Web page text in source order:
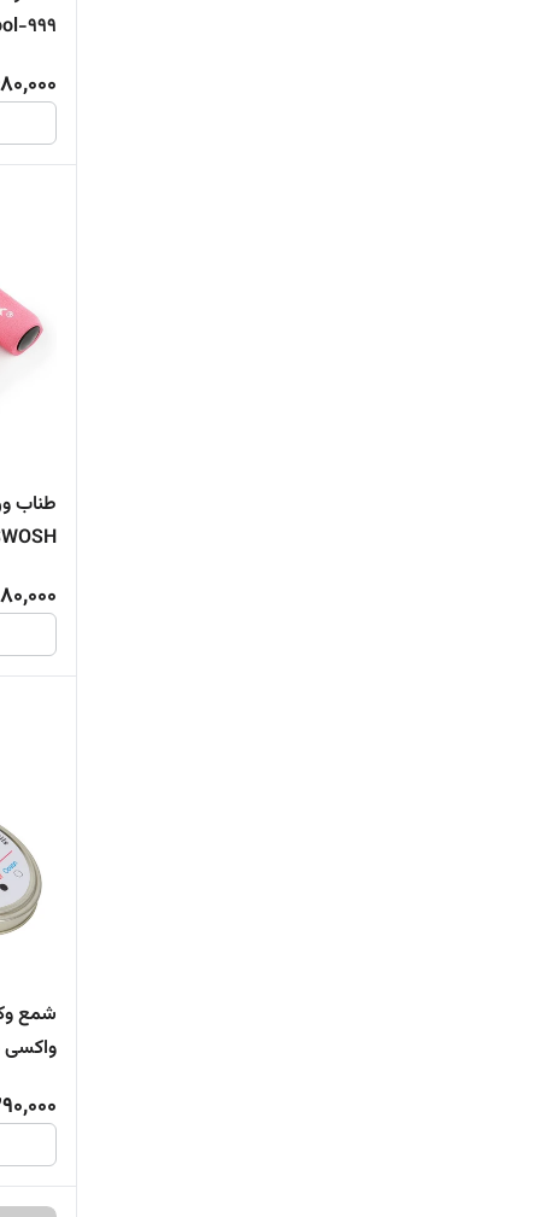
999
شمع
واکسی